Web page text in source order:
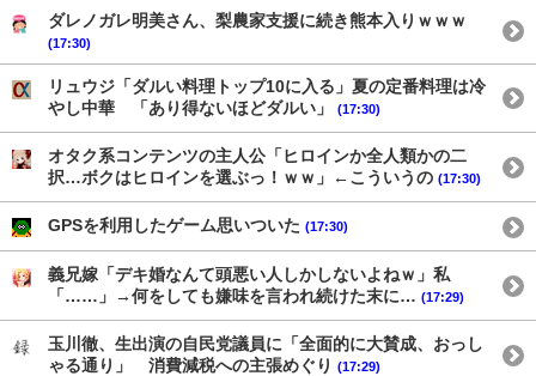
ダレノガレ明美さん、梨農家支援に続き熊本入りｗｗｗ
(17:30)
リュウジ「ダルい料理トップ10に入る」夏の定番料理は冷
やし中華 「あり得ないほどダルい」
(17:30)
オタク系コンテンツの主人公「ヒロインか全人類かの二
択…ボクはヒロインを選ぶっ！ｗｗ」←こういうの (17:30)
GPSを利用したゲーム思いついた (17:30)
義兄嫁「デキ婚なんて頭悪い人しかしないよねｗ」私
「……」→何をしても嫌味を言われ続けた末に… (17:29)
玉川徹、生出演の自民党議員に「全面的に大賛成、おっし
ゃる通り」 消費減税への主張めぐり (17:29)